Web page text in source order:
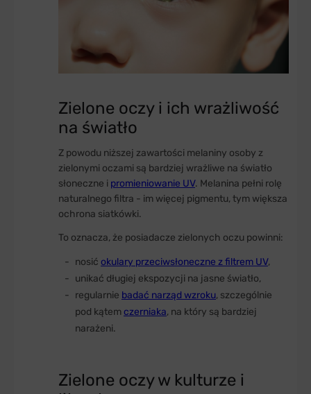
Zielone oczy i ich wrażliwość
na światło
Z powodu niższej zawartości melaniny osoby z
zielonymi oczami są bardziej wrażliwe na światło
słoneczne i promieniowanie UV. Melanina pełni rolę
naturalnego filtra - im więcej pigmentu, tym większa
ochrona siatkówki.
To oznacza, że posiadacze zielonych oczu powinni:
nosić okulary przeciwsłoneczne z filtrem UV,
unikać długiej ekspozycji na jasne światło,
regularnie badać narząd wzroku, szczególnie
pod kątem czerniaka, na który są bardziej
narażeni.
Zielone oczy w kulturze i